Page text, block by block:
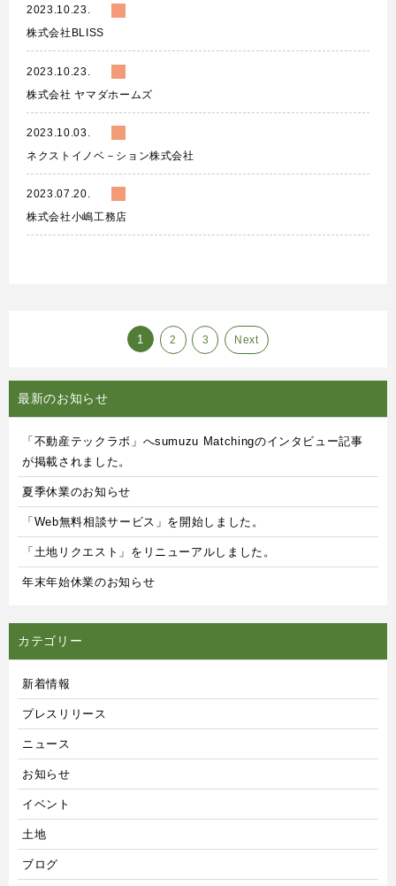
2023.10.23.
株式会社BLISS
2023.10.23.
株式会社 ヤマダホームズ
2023.10.03.
ネクストイノベ－ション株式会社
2023.07.20.
株式会社小嶋工務店
1 2 3 Next
最新のお知らせ
「不動産テックラボ」へsumuzu Matchingのインタビュー記事
が掲載されました。
夏季休業のお知らせ
「Web無料相談サービス」を開始しました。
「土地リクエスト」をリニューアルしました。
年末年始休業のお知らせ
カテゴリー
新着情報
プレスリリース
ニュース
お知らせ
イベント
土地
ブログ